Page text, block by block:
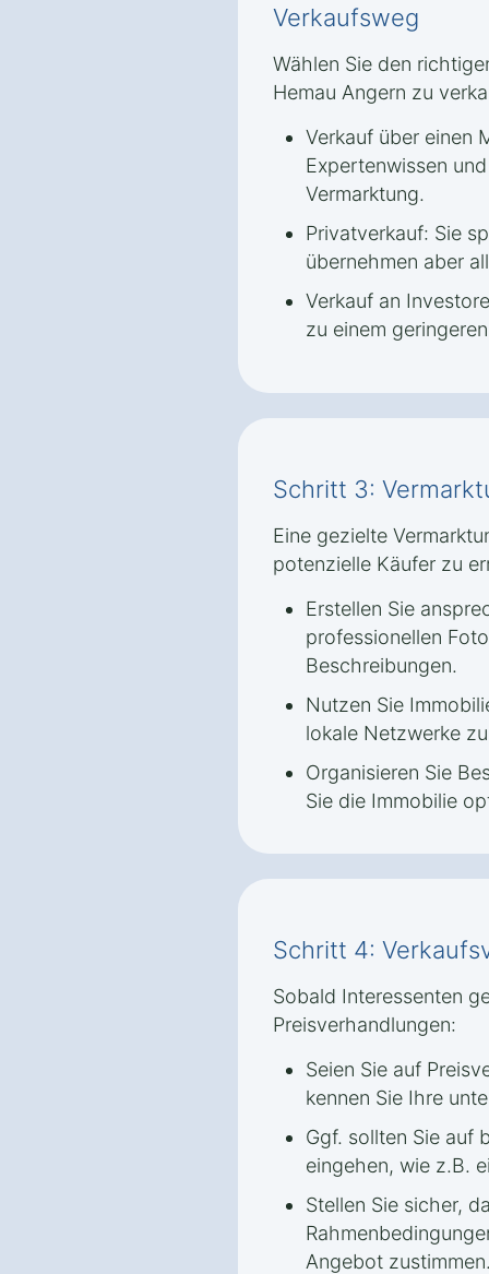
Verkaufsweg
Wählen Sie den
Hemau Angern zu
Verkauf über einen
Expertenwissen
Vermarktung.
Privatverkauf: Sie
übernehmen aber
Verkauf an
zu einem
Schritt 3:
Eine gezielte
potenzielle Käufer zu
Erstellen Sie
professionellen
Beschreibungen.
Nutzen Sie
lokale Netzwerke
Organisieren Sie
Sie die Immobilie
Schritt 4:
Sobald Interessenten
Preisverhandlungen:
Seien Sie auf
kennen Sie Ihre
Ggf. sollten Sie auf
eingehen, wie z.B.
Stellen Sie sicher,
Angebot